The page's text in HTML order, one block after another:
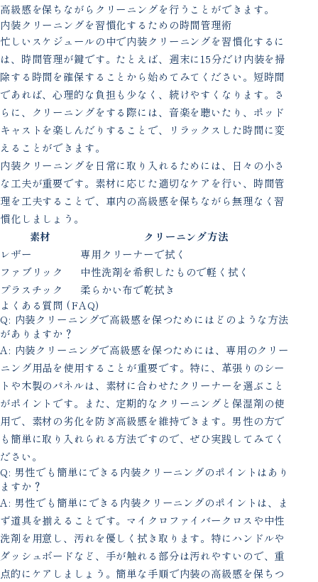
高級感を保ちながらクリーニングを行うことができます。
内装クリーニングを習慣化するための時間管理術
忙しいスケジュールの中で内装クリーニングを習慣化するに
は、時間管理が鍵です。たとえば、週末に15分だけ内装を掃
除する時間を確保することから始めてみてください。短時間
であれば、心理的な負担も少なく、続けやすくなります。さ
らに、クリーニングをする際には、音楽を聴いたり、ポッド
キャストを楽しんだりすることで、リラックスした時間に変
えることができます。
内装クリーニングを日常に取り入れるためには、日々の小さ
な工夫が重要です。素材に応じた適切なケアを行い、時間管
理を工夫することで、車内の高級感を保ちながら無理なく習
慣化しましょう。
素材
クリーニング方法
レザー
専用クリーナーで拭く
ファブリック
中性洗剤を希釈したもので軽く拭く
プラスチック
柔らかい布で乾拭き
よくある質問 (FAQ)
Q: 内装クリーニングで高級感を保つためにはどのような方法
がありますか？
A: 内装クリーニングで高級感を保つためには、専用のクリー
ニング用品を使用することが重要です。特に、革張りのシー
トや木製のパネルは、素材に合わせたクリーナーを選ぶこと
がポイントです。また、定期的なクリーニングと保湿剤の使
用で、素材の劣化を防ぎ高級感を維持できます。男性の方で
も簡単に取り入れられる方法ですので、ぜひ実践してみてく
ださい。
Q: 男性でも簡単にできる内装クリーニングのポイントはあり
ますか？
A: 男性でも簡単にできる内装クリーニングのポイントは、ま
ず道具を揃えることです。マイクロファイバークロスや中性
洗剤を用意し、汚れを優しく拭き取ります。特にハンドルや
ダッシュボードなど、手が触れる部分は汚れやすいので、重
点的にケアしましょう。簡単な手順で内装の高級感を保ちつ